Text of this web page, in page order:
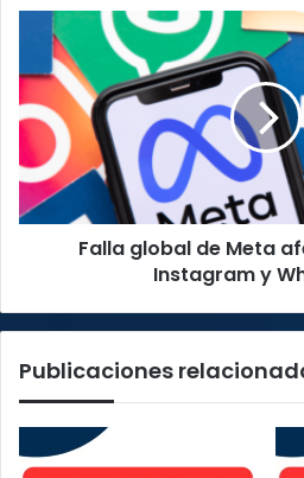
global
de
afecta
Facebook,
Instagram
WhatsApp
Falla global de Meta
Instagram y
Publicaciones